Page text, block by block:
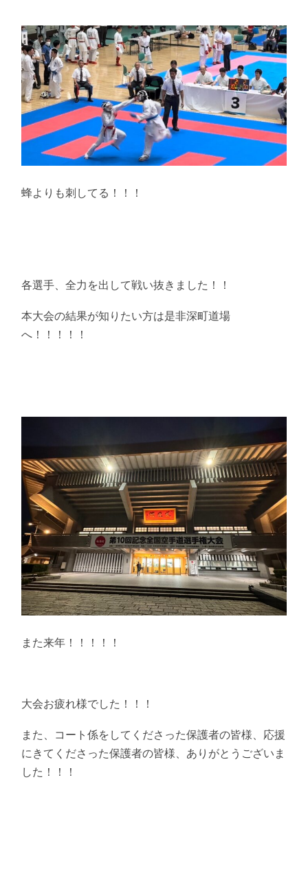
蜂よりも刺してる！！！
各選手、全力を出して戦い抜きました！！
本大会の結果が知りたい方は是非深町道場
へ！！！！！
また来年！！！！！
大会お疲れ様でした！！！
また、コート係をしてくださった保護者の皆様、応援
にきてくださった保護者の皆様、ありがとうございま
した！！！